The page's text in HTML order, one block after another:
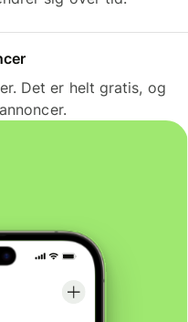
Det er helt gratis, og